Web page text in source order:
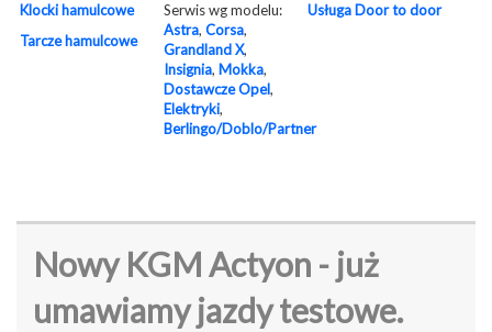
Klocki hamulcowe
Tarcze hamulcowe
Serwis wg modelu:
Astra, Corsa,
Grandland X,
Insignia, Mokka,
Dostawcze Opel,
Elektryki,
Berlingo/Doblo/Partner
Usługa Door to door
Nowy KGM Actyon - już
umawiamy jazdy testowe.